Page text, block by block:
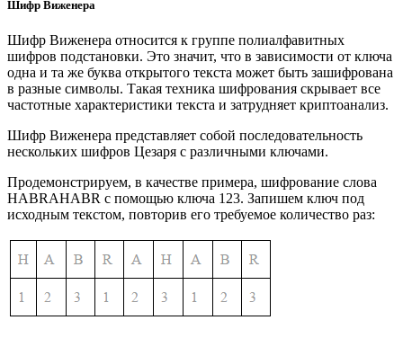
Шифр Виженера
Шифр Виженера относится к группе полиалфавитных
шифров подстановки. Это значит, что в зависимости от ключа
одна и та же буква открытого текста может быть зашифрована
в разные символы. Такая техника шифрования скрывает все
частотные характеристики текста и затрудняет криптоанализ.
Шифр Виженера представляет собой последовательность
нескольких шифров Цезаря с различными ключами.
Продемонстрируем, в качестве примера, шифрование слова
HABRAHABR с помощью ключа 123. Запишем ключ под
исходным текстом, повторив его требуемое количество раз: